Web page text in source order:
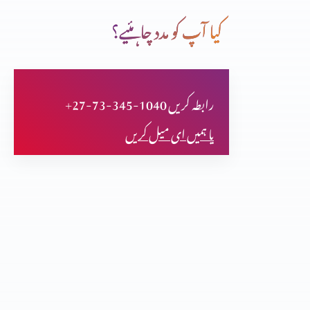
کرسمس کا مقصد: ایک ہندو ڈاکٹر کی زوبانی۔
تعرفِ عیسیٰ المسیح، فرشتوں کی زبانی (بائبل و قرآن)
کیا آپ کو مدد چاہئیے؟
+27-73-345-1040 رابطہ کریں
یا ہمیں ای میل کریں